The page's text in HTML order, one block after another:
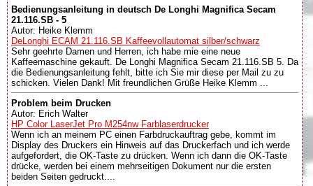
Bedienungsanleitung in deutsch De Longhi Magnifica Secam
21.116.SB - 5
Autor: Heike Klemm
DeLonghi ECAM 21.116.SB Kaffeevollautomat silber/schwarz
Sehr geehrte Damen und Herren, ich habe mie eine neue
Kaffeemaschine gekauft. De Longhi Magnifica Secam 21.116.SB 5. Da
die Bedienungsanleitung fehlt, bitte ich Sie mir diese per Mail zu zu
schicken. Vielen Dank! Mit freundlichen Grüße Heike Klemm ...
Problem beim Drucken
Autor: Erich Walter
HP Color LaserJet Pro M254nw Farblaserdrucker
Wenn ich an meinem PC einen Farbdruckauftrag gebe, kommt im
Display des Druckers ein Hinweis auf das Druckerfach und ich werde
aufgefordert, die OK-Taste zu drücken. Wenn ich dann die OK-Taste
drücke, werden bei einem mehrseitigen Dokument nur die ersten
beiden Seiten gedruckt....